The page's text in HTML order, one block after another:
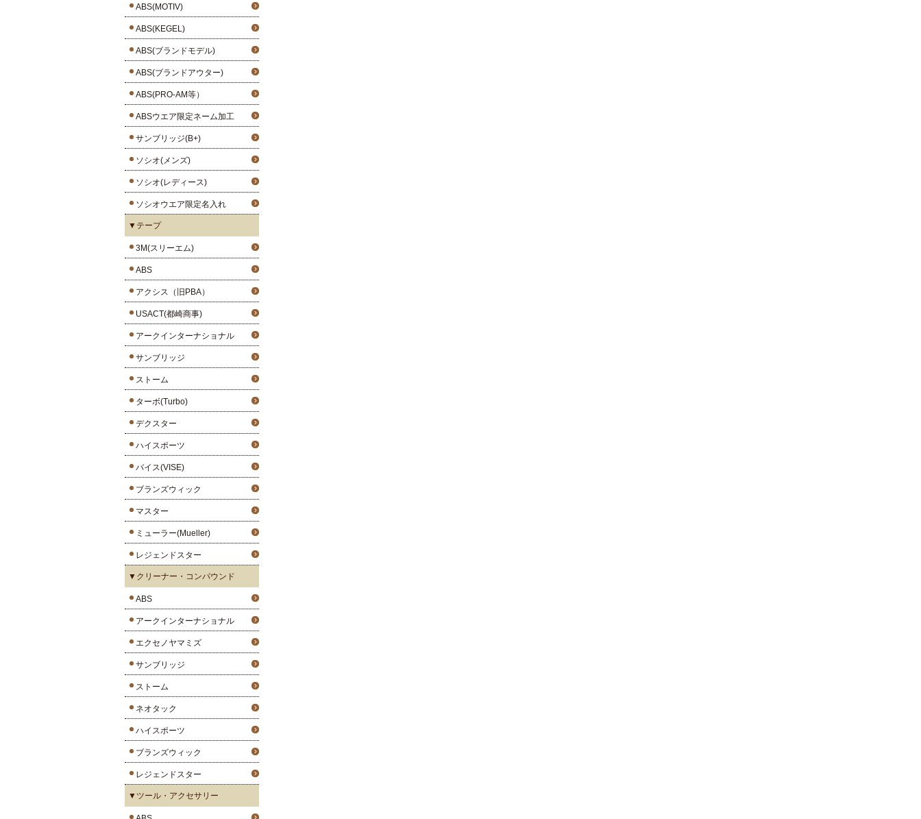
ABS(MOTIV)
ABS(KEGEL)
ABS(ブランドモデル)
ABS(ブランドアウター)
ABS(PRO-AM等）
ABSウエア限定ネーム加工
サンブリッジ(B+)
ソシオ(メンズ)
ソシオ(レディース)
ソシオウエア限定名入れ
▼テープ
3M(スリーエム)
ABS
アクシス（旧PBA）
USACT(都崎商事)
アークインターナショナル
サンブリッジ
ストーム
ターボ(Turbo)
デクスター
ハイスポーツ
バイス(VISE)
ブランズウィック
マスター
ミューラー(Mueller)
レジェンドスター
▼クリーナー・コンパウンド
ABS
アークインターナショナル
エクセノヤマミズ
サンブリッジ
ストーム
ネオタック
ハイスポーツ
ブランズウィック
レジェンドスター
▼ツール・アクセサリー